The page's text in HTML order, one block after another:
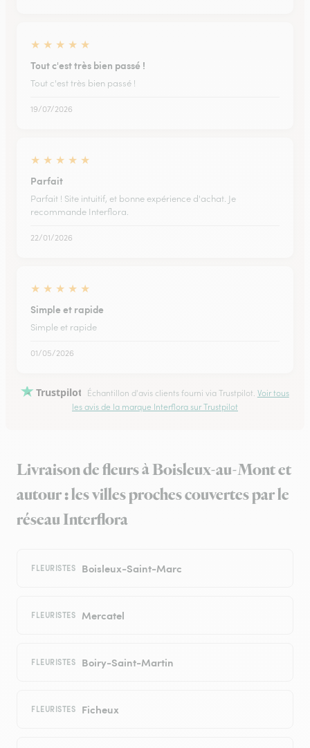
★ ★ ★ ★ ★
Tout c'est très bien passé !
Tout c'est très bien passé !
19/07/2026
★ ★ ★ ★ ★
Parfait
Parfait ! Site intuitif, et bonne expérience d'achat. Je
recommande Interflora.
22/01/2026
★ ★ ★ ★ ★
Simple et rapide
Simple et rapide
01/05/2026
Trustpilot Échantillon d'avis clients fourni via Trustpilot. Voir tous
les avis de la marque Interflora sur Trustpilot
Livraison de fleurs à Boisleux-au-Mont et
autour : les villes proches couvertes par le
réseau Interflora
FLEURISTES Boisleux-Saint-Marc
FLEURISTES Mercatel
FLEURISTES Boiry-Saint-Martin
FLEURISTES Ficheux